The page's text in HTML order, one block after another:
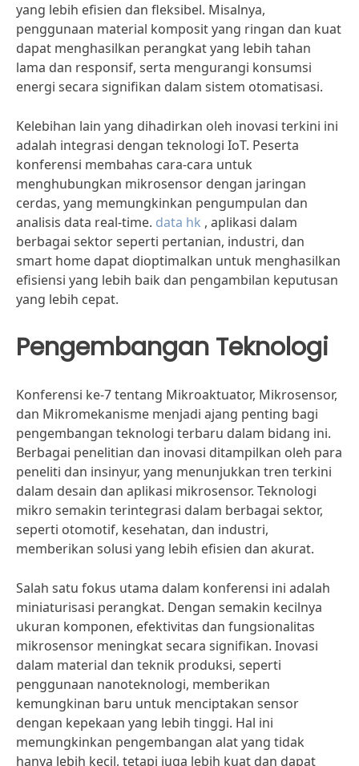
yang lebih efisien dan fleksibel. Misalnya,
penggunaan material komposit yang ringan dan kuat
dapat menghasilkan perangkat yang lebih tahan
lama dan responsif, serta mengurangi konsumsi
energi secara signifikan dalam sistem otomatisasi.
Kelebihan lain yang dihadirkan oleh inovasi terkini ini
adalah integrasi dengan teknologi IoT. Peserta
konferensi membahas cara-cara untuk
menghubungkan mikrosensor dengan jaringan
cerdas, yang memungkinkan pengumpulan dan
analisis data real-time. data hk , aplikasi dalam
berbagai sektor seperti pertanian, industri, dan
smart home dapat dioptimalkan untuk menghasilkan
efisiensi yang lebih baik dan pengambilan keputusan
yang lebih cepat.
Pengembangan Teknologi
Konferensi ke-7 tentang Mikroaktuator, Mikrosensor,
dan Mikromekanisme menjadi ajang penting bagi
pengembangan teknologi terbaru dalam bidang ini.
Berbagai penelitian dan inovasi ditampilkan oleh para
peneliti dan insinyur, yang menunjukkan tren terkini
dalam desain dan aplikasi mikrosensor. Teknologi
mikro semakin terintegrasi dalam berbagai sektor,
seperti otomotif, kesehatan, dan industri,
memberikan solusi yang lebih efisien dan akurat.
Salah satu fokus utama dalam konferensi ini adalah
miniaturisasi perangkat. Dengan semakin kecilnya
ukuran komponen, efektivitas dan fungsionalitas
mikrosensor meningkat secara signifikan. Inovasi
dalam material dan teknik produksi, seperti
penggunaan nanoteknologi, memberikan
kemungkinan baru untuk menciptakan sensor
dengan kepekaan yang lebih tinggi. Hal ini
memungkinkan pengembangan alat yang tidak
hanya lebih kecil, tetapi juga lebih kuat dan dapat